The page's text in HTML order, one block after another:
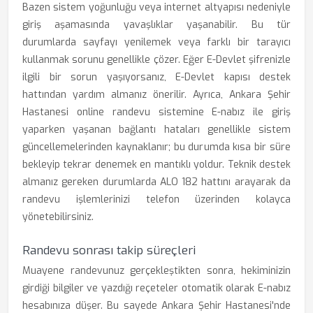
Bazen sistem yoğunluğu veya internet altyapısı nedeniyle
giriş aşamasında yavaşlıklar yaşanabilir. Bu tür
durumlarda sayfayı yenilemek veya farklı bir tarayıcı
kullanmak sorunu genellikle çözer. Eğer E-Devlet şifrenizle
ilgili bir sorun yaşıyorsanız, E-Devlet kapısı destek
hattından yardım almanız önerilir. Ayrıca, Ankara Şehir
Hastanesi online randevu sistemine E-nabız ile giriş
yaparken yaşanan bağlantı hataları genellikle sistem
güncellemelerinden kaynaklanır; bu durumda kısa bir süre
bekleyip tekrar denemek en mantıklı yoldur. Teknik destek
almanız gereken durumlarda ALO 182 hattını arayarak da
randevu işlemlerinizi telefon üzerinden kolayca
yönetebilirsiniz.
Randevu sonrası takip süreçleri
Muayene randevunuz gerçekleştikten sonra, hekiminizin
girdiği bilgiler ve yazdığı reçeteler otomatik olarak E-nabız
hesabınıza düşer. Bu sayede Ankara Şehir Hastanesi'nde